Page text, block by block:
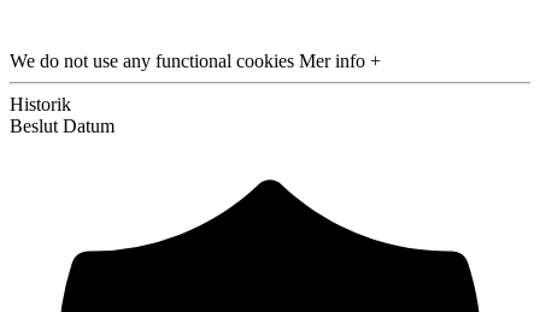
We do not use any functional cookies Mer info +
Historik
Beslut Datum